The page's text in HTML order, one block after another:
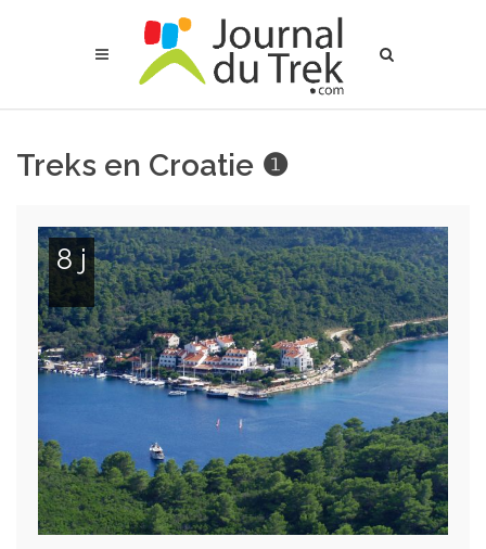
Treks en Croatie ❶
8 j